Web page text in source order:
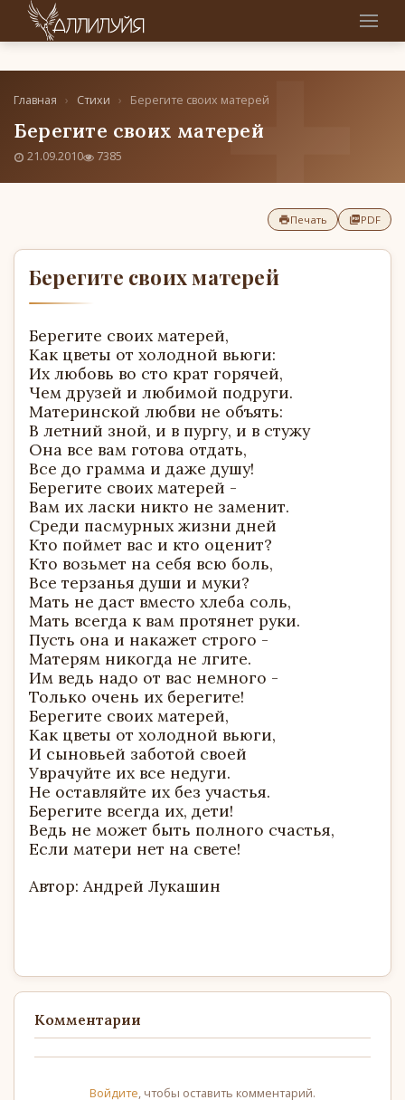
Главная › Стихи › Берегите своих матерей
Берегите своих матерей
21.09.2010 7385
Печать PDF
Берегите своих матерей
Берегите своих матерей,
Как цветы от холодной вьюги:
Их любовь во сто крат горячей,
Чем друзей и любимой подруги.
Материнской любви не объять:
В летний зной, и в пургу, и в стужу
Она все вам готова отдать,
Все до грамма и даже душу!
Берегите своих матерей -
Вам их ласки никто не заменит.
Среди пасмурных жизни дней
Кто поймет вас и кто оценит?
Кто возьмет на себя всю боль,
Все терзанья души и муки?
Мать не даст вместо хлеба соль,
Мать всегда к вам протянет руки.
Пусть она и накажет строго -
Матерям никогда не лгите.
Им ведь надо от вас немного -
Только очень их берегите!
Берегите своих матерей,
Как цветы от холодной вьюги,
И сыновьей заботой своей
Уврачуйте их все недуги.
Не оставляйте их без участья.
Берегите всегда их, дети!
Ведь не может быть полного счастья,
Если матери нет на свете!
Автор: Андрей Лукашин
Комментарии
Войдите, чтобы оставить комментарий.